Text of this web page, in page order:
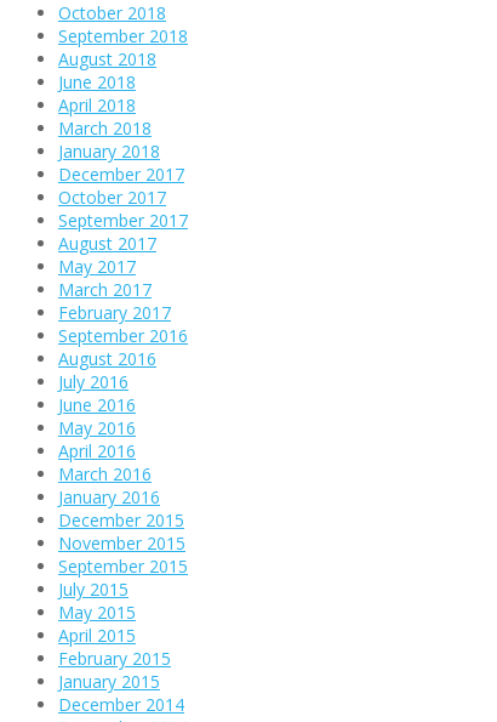
October 2018
September 2018
August 2018
June 2018
April 2018
March 2018
January 2018
December 2017
October 2017
September 2017
August 2017
May 2017
March 2017
February 2017
September 2016
August 2016
July 2016
June 2016
May 2016
April 2016
March 2016
January 2016
December 2015
November 2015
September 2015
July 2015
May 2015
April 2015
February 2015
January 2015
December 2014